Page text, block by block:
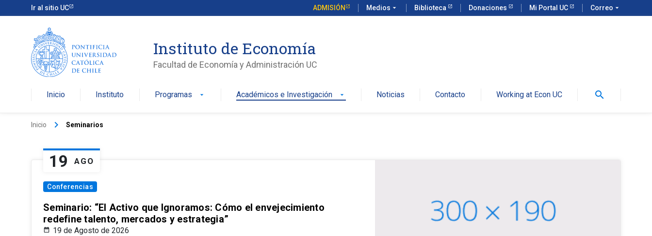
Ir al sitio UC ADMISIÓN Medios arrow_drop_down Biblioteca Donaciones Mi Portal UC Correo arrow_drop_down
Instituto de Economía
Facultad de Economía y Administración UC
Inicio Instituto Programas arrow_drop_down Académicos e Investigación arrow_drop_down Noticias Contacto Working at Econ UC search
Inicio keyboard_arrow_right Seminarios
19 AGO
Conferencias
Seminario: “El Activo que Ignoramos: Cómo el envejecimiento
redefine talento, mercados y estrategia”
19 de Agosto de 2026